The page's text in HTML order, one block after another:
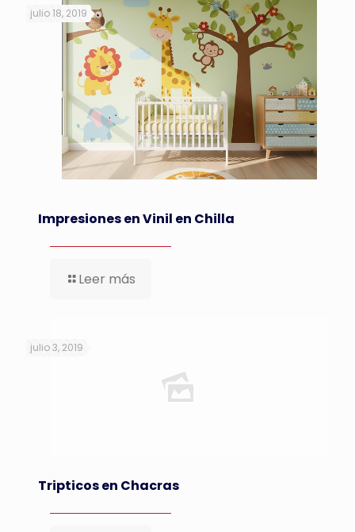
julio 18, 2019
Impresiones en Vinil en Chilla
Leer más
julio 3, 2019
Tripticos en Chacras